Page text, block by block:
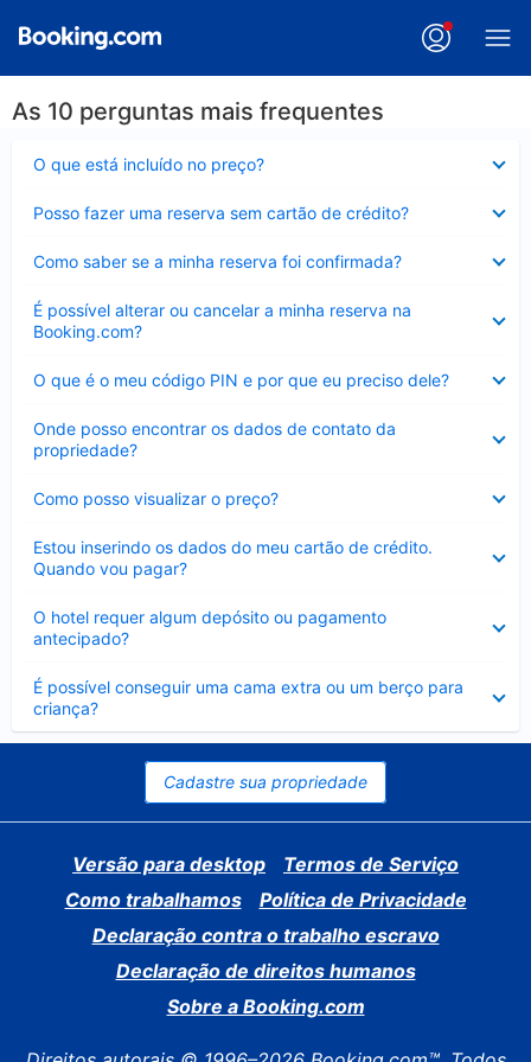
As 10 perguntas mais frequentes
O que está incluído no preço?
Posso fazer uma reserva sem cartão de crédito?
Como saber se a minha reserva foi confirmada?
É possível alterar ou cancelar a minha reserva na
Booking.com?
Contraído
O que é o meu código PIN e por que eu preciso dele?
Onde posso encontrar os dados de contato da
propriedade?
Como posso visualizar o preço?
Estou inserindo os dados do meu cartão de crédito.
Quando vou pagar?
O hotel requer algum depósito ou pagamento
antecipado?
É possível conseguir uma cama extra ou um berço para
criança?
Contraído
Cadastre sua propriedade
Versão para desktop
Termos de Serviço
Como trabalhamos
Política de Privacidade
Declaração contra o trabalho escravo
Declaração de direitos humanos
Sobre a Booking.com